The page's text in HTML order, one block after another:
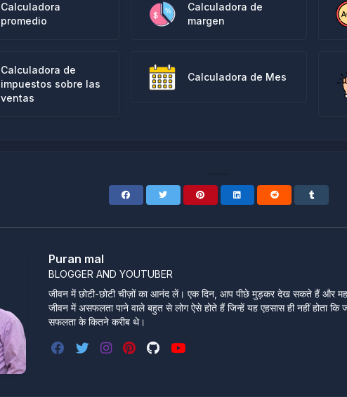
Calculadora
promedio
Calculadora de
margen
Calculadora de
impuestos sobre las
ventas
Calculadora de Mes
Puran mal
BLOGGER AND YOUTUBER
जीवन में छोटी-छोटी चीज़ों का आनंद लें। एक दिन, आप पीछे मुड़कर देख सकते हैं और
जीवन में असफलता पाने वाले बहुत से लोग ऐसे होते हैं जिन्हें यह एहसास ही नहीं होता कि
सफलता के कितने करीब थे।